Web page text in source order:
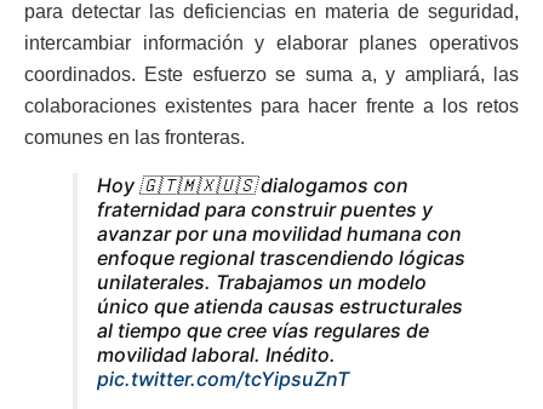
para detectar las deficiencias en materia de seguridad,
intercambiar información y elaborar planes operativos
coordinados. Este esfuerzo se suma a, y ampliará, las
colaboraciones existentes para hacer frente a los retos
comunes en las fronteras.
Hoy 🇬🇹🇲🇽🇺🇸 dialogamos con
fraternidad para construir puentes y
avanzar por una movilidad humana con
enfoque regional trascendiendo lógicas
unilaterales. Trabajamos un modelo
único que atienda causas estructurales
al tiempo que cree vías regulares de
movilidad laboral. Inédito.
pic.twitter.com/tcYipsuZnT